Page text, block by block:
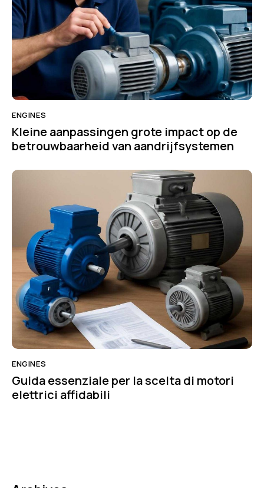
ENGINES
Kleine aanpassingen grote impact op de
betrouwbaarheid van aandrijfsystemen
ENGINES
Guida essenziale per la scelta di motori
elettrici affidabili